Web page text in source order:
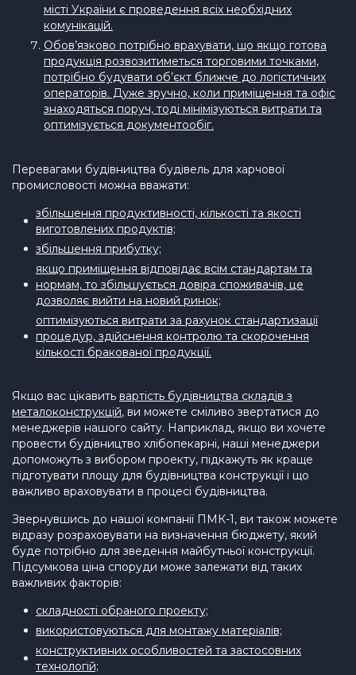
місті України є проведення всіх необхідних
комунікацій.
Обов’язково потрібно врахувати, що якщо готова
продукція розвозитиметься торговими точками,
потрібно будувати об’єкт ближче до логістичних
операторів. Дуже зручно, коли приміщення та офіс
знаходяться поруч, тоді мінімізуються витрати та
оптимізується документообіг.
Перевагами будівництва будівель для харчової
промисловості можна вважати:
збільшення продуктивності, кількості та якості
виготовлених продуктів;
збільшення прибутку;
якщо приміщення відповідає всім стандартам та
нормам, то збільшується довіра споживачів, це
дозволяє вийти на новий ринок;
оптимізуються витрати за рахунок стандартизації
процедур, здійснення контролю та скорочення
кількості бракованої продукції.
Якщо вас цікавить вартість будівництва складів з
металоконструкцій, ви можете сміливо звертатися до
менеджерів нашого сайту. Наприклад, якщо ви хочете
провести будівництво хлібопекарні, наші менеджери
допоможуть з вибором проекту, підкажуть як краще
підготувати площу для будівництва конструкції і що
важливо враховувати в процесі будівництва.
Звернувшись до нашої компанії ПМК-1, ви також можете
відразу розраховувати на визначення бюджету, який
буде потрібно для зведення майбутньої конструкції.
Підсумкова ціна споруди може залежати від таких
важливих факторів:
складності обраного проекту;
використовуються для монтажу матеріалів;
конструктивних особливостей та застосовних
технологій;